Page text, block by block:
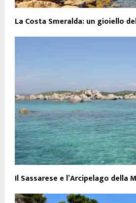
La Costa Smeralda: un gioiello
Il Sassarese e l’Arcipelago della